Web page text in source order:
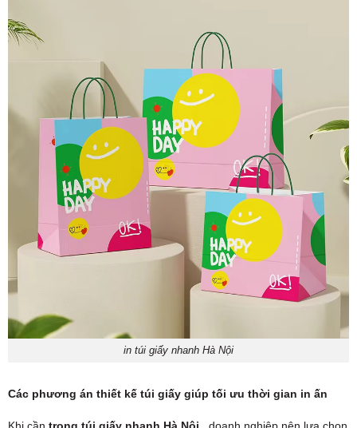
in túi giấy nhanh Hà Nội
Các phương án thiết kế túi giấy giúp tối ưu thời gian in ấn